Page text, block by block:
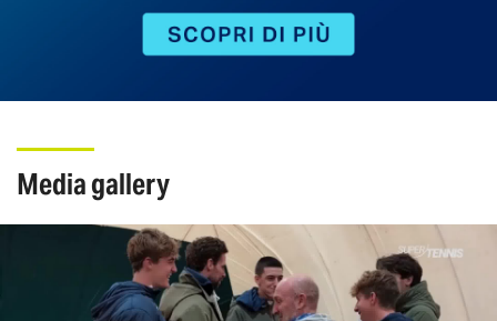
media gallery